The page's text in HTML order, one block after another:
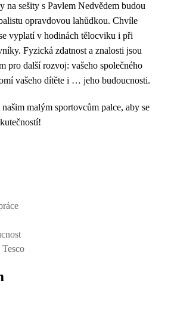
na sešity s Pavlem Nedvědem budou
opravdovou lahůdkou. Chvíle
vyplatí v hodinách tělocviku i při
Fyzická zdatnost a znalosti jsou
pro další rozvoj: vašeho společného
vašeho dítěte i … jeho budoucnosti.
malým sportovcům palce, aby se